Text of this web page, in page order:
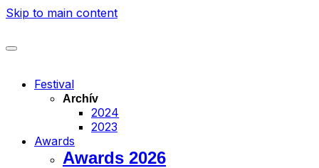
Skip to main content
Festival
Archív
2024
2023
Awards
Awards 2026